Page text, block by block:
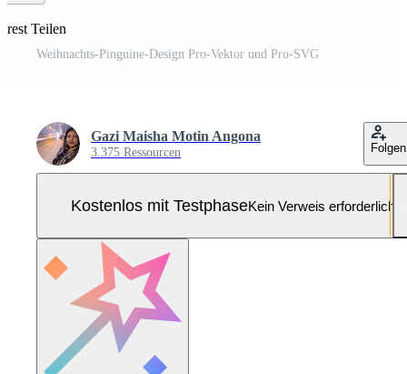
Teilen
Weihnachts-Pinguine-Design Pro-Vektor und Pro-SVG
Gazi Maisha Motin Angona
3.375 Ressourcen Folgen
Kostenlos mit TestphaseKein Verweis erforderlich